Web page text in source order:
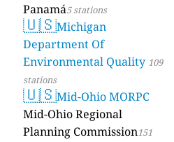
Panamá5 stations
🇺🇸Michigan
Department Of
Environmental Quality 109
stations
🇺🇸Mid-Ohio MORPC
Mid-Ohio Regional
Planning Commission151